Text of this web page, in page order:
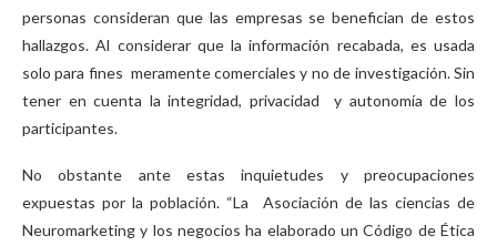
personas consideran que las empresas se benefician de estos
hallazgos. Al considerar que la información recabada, es usada
solo para fines meramente comerciales y no de investigación. Sin
tener en cuenta la integridad, privacidad y autonomía de los
participantes.
No obstante ante estas inquietudes y preocupaciones
expuestas por la población. “La Asociación de las ciencias de
Neuromarketing y los negocios ha elaborado un Código de Ética